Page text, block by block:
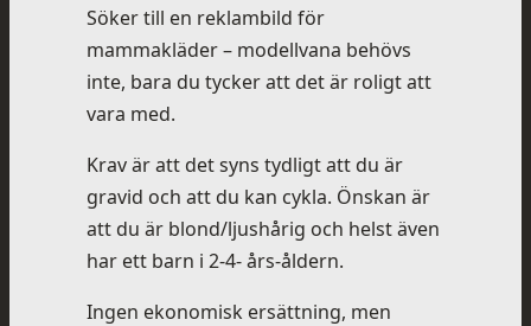
Söker till en reklambild för
mammakläder – modellvana behövs
inte, bara du tycker att det är roligt att
vara med.
Krav är att det syns tydligt att du är
gravid och att du kan cykla. Önskan är
att du är blond/ljushårig och helst även
har ett barn i 2-4- års-åldern.
Ingen ekonomisk ersättning, men